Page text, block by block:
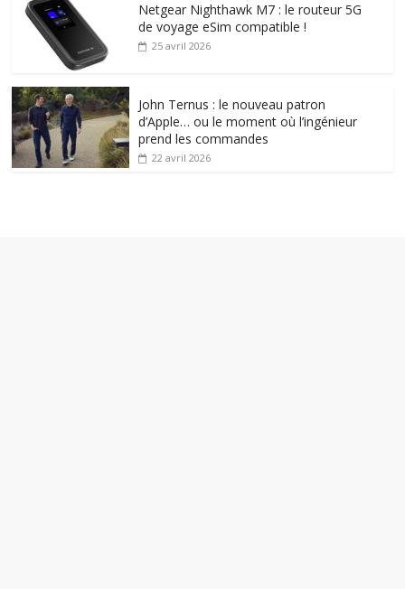
Netgear Nighthawk M7 : le routeur 5G
de voyage eSim compatible !
25 avril 2026
John Ternus : le nouveau patron
d’Apple… ou le moment où l’ingénieur
prend les commandes
22 avril 2026